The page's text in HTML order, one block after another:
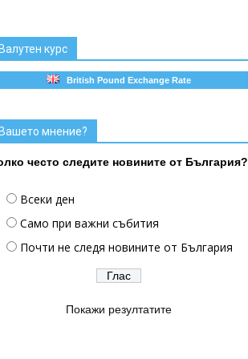
курс
British Pound Exchange Rate
мнение?
често следите новините от България?
Всеки ден
Само при важни събития
Почти не следя новините от България
Покажи резултатите